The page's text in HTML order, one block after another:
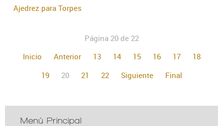
Ajedrez para Torpes
Página 20 de 22
Inicio
Anterior 13 14 15 16 17
18
19
20 21 22 Siguiente Final
Menú Principal